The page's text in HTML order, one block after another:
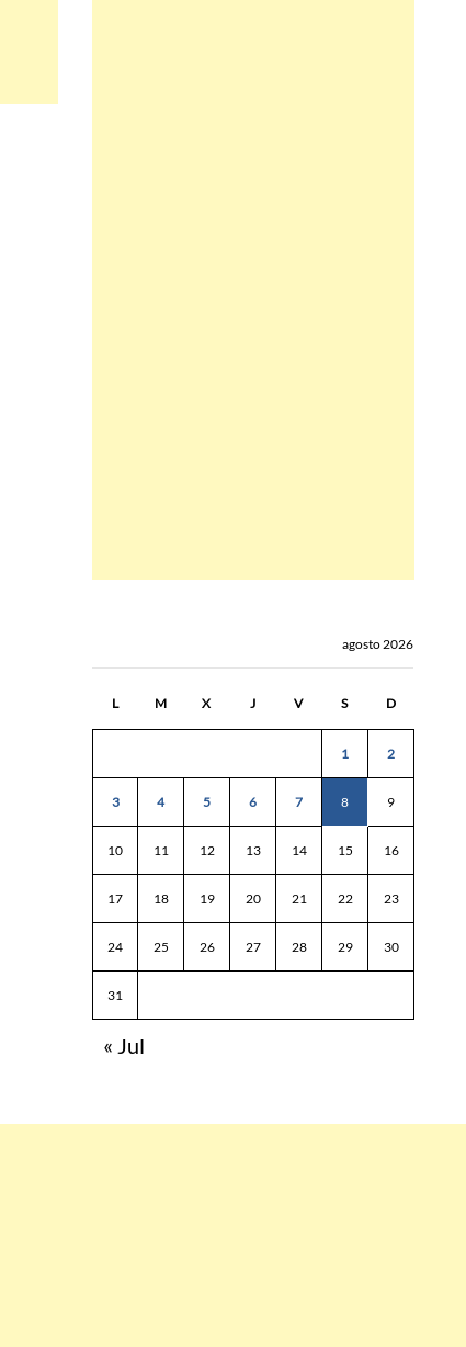
agosto 2026
L M X J V S D
1 2
3 4 5 6 7 8 9
10 11 12 13 14 15 16
17 18 19 20 21 22 23
24 25 26 27 28 29 30
31
« Jul